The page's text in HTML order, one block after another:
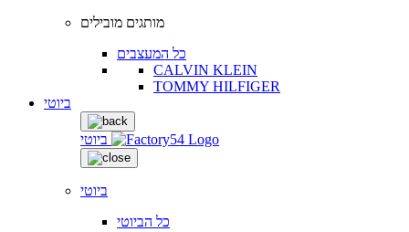
מותגים מובילים
כל המעצבים
CALVIN KLEIN
TOMMY HILFIGER
ביוטי
ביוטי
ביוטי
כל הביוטי